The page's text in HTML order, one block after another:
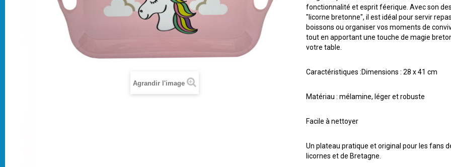
Agrandir l'image
fonctionnalité et esprit féerique. Avec son
"licorne bretonne", il est idéal pour servir
boissons ou organiser vos moments de
tout en apportant une touche de magie
votre table.
Caractéristiques :Dimensions : 28 x 41 cm
Matériau : mélamine, léger et robuste
Facile à nettoyer
Un plateau pratique et original pour les fans
licornes et de Bretagne.